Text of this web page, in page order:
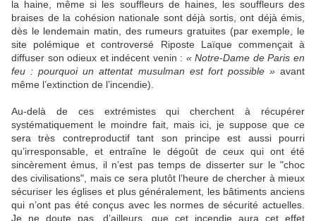
la haine, même si les souffleurs de haines, les souffleurs des
braises de la cohésion nationale sont déjà sortis, ont déjà émis,
dès le lendemain matin, des rumeurs gratuites (par exemple, le
site polémique et controversé Riposte Laïque commençait à
diffuser son odieux et indécent venin : « Notre-Dame de Paris en
feu : pourquoi un attentat musulman est fort possible »avant
même l’extinction de l’incendie).
Au-delà de ces extrémistes qui cherchent à récupérer
systématiquement le moindre fait, mais ici, je suppose que ce
sera très contreproductif tant son principe est aussi pourri
qu’irresponsable, et entraîne le dégoût de ceux qui ont été
sincèrement émus, il n’est pas temps de disserter sur le "choc
des civilisations", mais ce sera plutôt l’heure de chercher à mieux
sécuriser les églises et plus généralement, les bâtiments anciens
qui n’ont pas été conçus avec les normes de sécurité actuelles.
Je ne doute pas, d’ailleurs, que cet incendie aura cet effet